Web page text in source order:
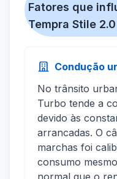
Fatores que
Tempra Stile
Condução
No trânsito
Turbo tende a
devido às
arrancadas. O
marchas foi
consumo